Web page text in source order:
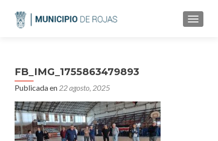
FB_IMG_1755863479893
Publicada en 22 agosto, 2025